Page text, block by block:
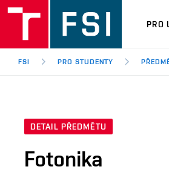
PRO
FSI PRO STUDENTY
DETAIL PŘEDMĚTU
Fotonika